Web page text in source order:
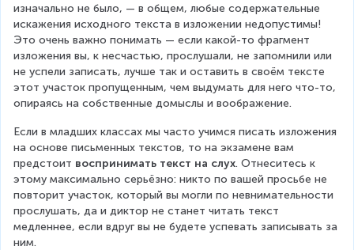
изначально не было, — в общем, любые содержательные
искажения исходного текста в изложении недопустимы!
Это очень важно понимать — если какой-то фрагмент
изложения вы, к несчастью, прослушали, не запомнили или
не успели записать, лучше так и оставить в своём тексте
этот участок пропущенным, чем выдумать для него что-то,
опираясь на собственные домыслы и воображение.
Если в младших классах мы часто учимся писать изложения
на основе письменных текстов, то на экзамене вам
предстоит воспринимать текст на слух. Отнеситесь к
этому максимально серьёзно: никто по вашей просьбе не
повторит участок, который вы могли по невнимательности
прослушать, да и диктор не станет читать текст
медленнее, если вдруг вы не будете успевать записывать за
ним.